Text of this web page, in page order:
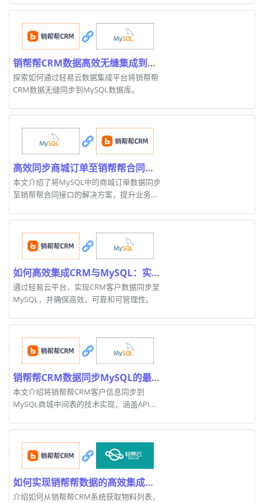
销帮帮CRM数据高效无缝集成到MySQL的案例解析
探索如何通过轻易云数据集成平台将销帮帮
CRM数据无缝同步到MySQL数据库。
高效同步商城订单至销帮帮合同接口的集成案例
本文介绍了将MySQL中的商城订单数据同步
至销帮帮合同接口的解决方案，提升业务效
如何高效集成CRM与MySQL：实践案例分享
通过轻易云平台，实现CRM客户数据同步至
MySQL，并确保高效、可靠和可管理性。
销帮帮CRM数据同步MySQL的最佳实践
本文介绍将销帮帮CRM客户信息同步到
MySQL商城中间表的技术实现，涵盖API调
如何实现销帮帮数据的高效集成与处理
介绍如何从销帮帮CRM系统获取物料列表，